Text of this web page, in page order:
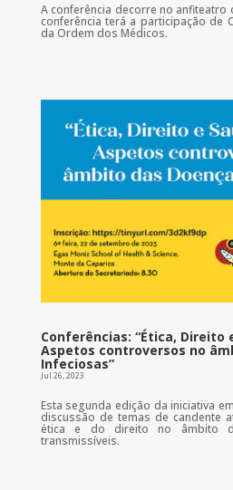
A conferência decorre no anfiteatro
conferência terá a participação de
da Ordem dos Médicos.
Conferências: “Ética, Direito
Aspetos controversos no
Infeciosas”
Jul 26, 2023
Esta segunda edição da iniciativa
discussão de temas de candente
ética e do direito no âmbito
transmissíveis.